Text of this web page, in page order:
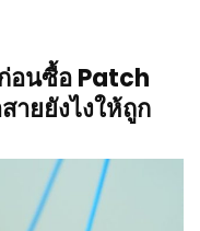
อนซื้อ Patch
ายยังไงให้ถูก